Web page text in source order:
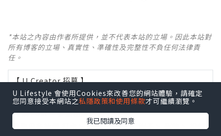
*本站之內容由作者所提供，並不代表本站的立場。因此本站對
所有博客的立場、真實性、準確性及完整性不負任何法律責
任。
【 U Creator 招募 】
出Post賺現金獎賞 l登記《社群創作有價企劃》
【 睇Post + 參加品牌活動 】
瀏覽更多社群
丶旅遊丶美食丶
U Lifestyle 會使用Cookies來改善您的網站體驗，請確定
您同意接受本網站之私隱政策和使用條款才可繼續瀏覽。
我已閱讀及同意